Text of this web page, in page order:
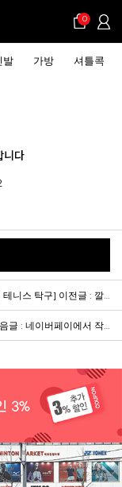
0
발 가방 셔틀콕
니다
니스 탁구] 이전글 : 깔끔하고쫀쫀해서좋아요
글 : 네이버페이에서 작성된 후기입니다.